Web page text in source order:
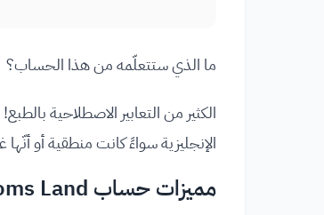
ما الذي ستتعلّمه من هذا الحساب؟
الإنجليزية سواءً كانت منطقية أو أنّها
مميزات حساب Idioms Land